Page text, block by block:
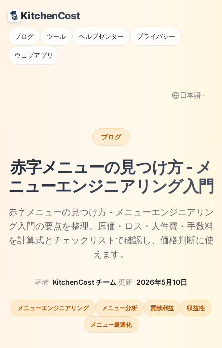
KitchenCost
ブログ ツール ヘルプセンター プライバシー
ウェブアプリ
日本語
ブログ
赤字メニューの見つけ方 - メ
ニューエンジニアリング入門
赤字メニューの見つけ方 - メニューエンジニアリン
グ入門の要点を整理。原価・ロス・人件費・手数料
を計算式とチェックリストで確認し、価格判断に使
えます。
著者 KitchenCost チーム 更新 2026年5月10日
メニューエンジニアリング メニュー分析 貢献利益 収益性
メニュー最適化